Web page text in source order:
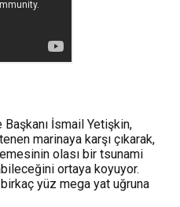
İsmail Yetişkin,
marinaya karşı çıkarak,
olası bir tsunami
ortaya koyuyor.
birkaç yüz mega yat uğruna